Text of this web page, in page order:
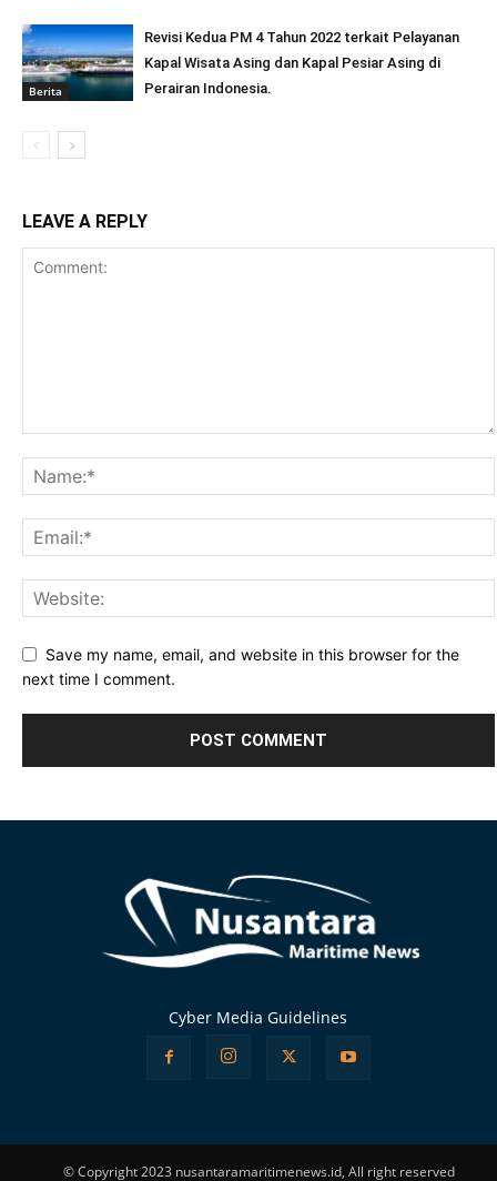
Berita
Revisi Kedua PM 4 Tahun 2022 terkait Pelayanan
Kapal Wisata Asing dan Kapal Pesiar Asing di
Perairan Indonesia.
LEAVE A REPLY
Save my name, email, and website in this browser for the
next time I comment.
Cyber Media Guidelines
© Copyright 2023 nusantaramaritimenews.id, All right reserved